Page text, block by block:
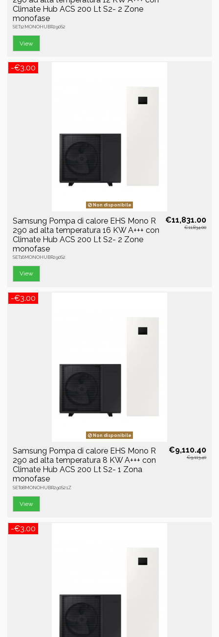
Climate Hub ACS 200 Lt S2- 2 Zone
monofase
SET12MONOHUBR290S2
View
-€3.00
Non disponibile
Samsung Pompa di calore EHS Mono R
290 ad alta temperatura 16 KW A+++ con
Climate Hub ACS 200 Lt S2- 2 Zone
monofase
SET16MONOHUBR290S2
€11,831.00
€11,834.00
View
-€3.00
Non disponibile
Samsung Pompa di calore EHS Mono R
290 ad alta temperatura 8 KW A+++ con
Climate Hub ACS 200 Lt S2- 1 Zona
monofase
SET08MONOHUBR290S21Z
€9,110.40
€9,113.40
View
-€3.00